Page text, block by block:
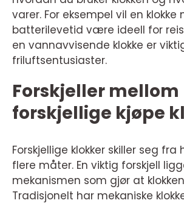
varer. For eksempel vil en klokke
batterilevetid være ideell for
en vannavvisende klokke er
friluftsentusiaster.
Forskjeller mellom
forskjellige kjøpe
Forskjellige klokker skiller seg
flere måter. En viktig forskjell
mekanismen som gjør at
Tradisjonelt har mekaniske